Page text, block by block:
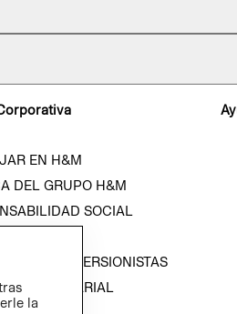
EN H&M
DEL GRUPO H&M
SOCIAL
CON INVERSIONISTAS
EMPRESARIAL
la